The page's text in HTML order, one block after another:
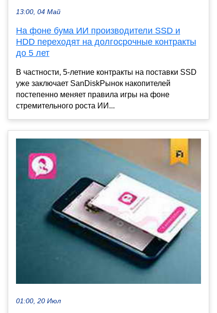
13:00, 04 Май
На фоне бума ИИ производители SSD и
HDD переходят на долгосрочные контракты
до 5 лет
В частности, 5-летние контракты на поставки SSD
уже заключает SanDiskРынок накопителей
постепенно меняет правила игры на фоне
стремительного роста ИИ...
01:00, 20 Июл